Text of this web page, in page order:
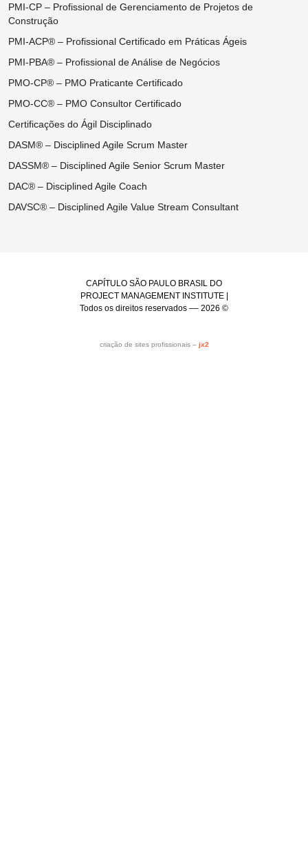
PMI-CP – Profissional de Gerenciamento de Projetos de
Construção
PMI-ACP® – Profissional Certificado em Práticas Ágeis
PMI-PBA® – Profissional de Análise de Negócios
PMO-CP® – PMO Praticante Certificado
PMO-CC® – PMO Consultor Certificado
Certificações do Ágil Disciplinado
DASM® – Disciplined Agile Scrum Master
DASSM® – Disciplined Agile Senior Scrum Master
DAC® – Disciplined Agile Coach
DAVSC® – Disciplined Agile Value Stream Consultant
CAPÍTULO SÃO PAULO BRASIL DO
PROJECT MANAGEMENT INSTITUTE |
Todos os direitos reservados –– 2026 ©
criação de sites profissionais – jx2